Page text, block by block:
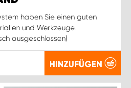
haben Sie einen guten
und Werkzeuge.
ausgeschlossen)
HINZUFÜGEN